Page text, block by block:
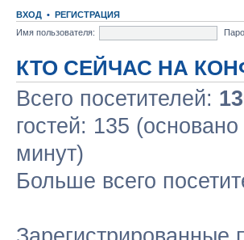
ВХОД • РЕГИСТРАЦИЯ
Имя пользователя:
КТО СЕЙЧАС НА
Всего посетителей:
гостей: 135
минут)
Больше всего